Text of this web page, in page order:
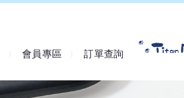
會員專區 訂單查詢